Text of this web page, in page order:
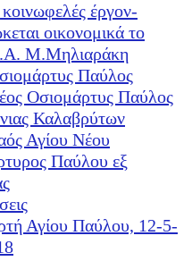
έργον-
οικονομικά το
Μ.Μηλιαράκη
Παύλος
Οσιομάρτυς Παύλος
Καλαβρύτων
Αγίου Νέου
Παύλου εξ
Αγίου Παύλου, 12-5-